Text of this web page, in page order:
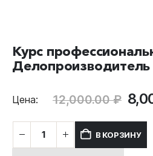
Курс
Делопроизводитель
Цена: 12,000.00₽
В КОРЗИНУ